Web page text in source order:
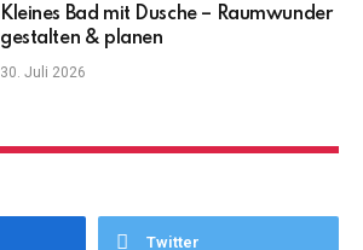
Kleines Bad mit Dusche – Raumwunder
gestalten & planen
30. Juli 2026
Twitter